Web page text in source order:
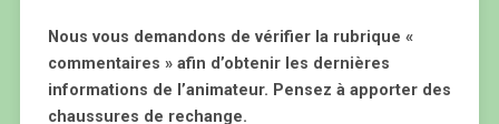
Nous vous demandons de vérifier la rubrique «
commentaires » afin d’obtenir les dernières
informations de l’animateur. Pensez à apporter des
chaussures de rechange.